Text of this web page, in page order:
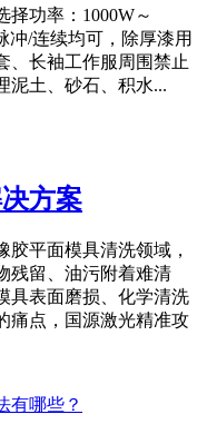
择功率：1000W～
冲/连续均可，除厚漆用
、长袖工作服周围禁止
泥土、砂石、积水...
方案
平面模具清洗领域，
残留、油污附着难清
具表面磨损、化学清洗
痛点，国源激光精准攻